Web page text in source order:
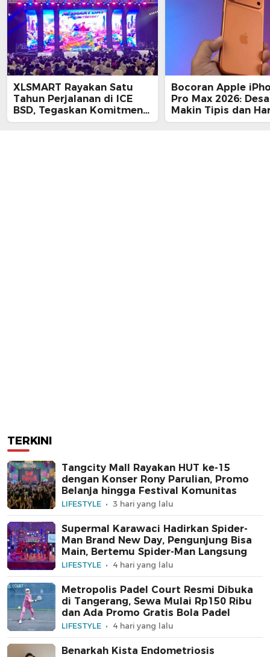
XLSMART Rayakan Satu
Tahun Perjalanan di ICE
BSD, Tegaskan Komitmen
Perkuat Jaringan dan
Bocoran Apple
Pro Max 2026:
Makin Tipis dan
Tembus Rp25 Juta
TERKINI
Tangcity Mall Rayakan HUT ke-15
dengan Konser Rony Parulian, Promo
Belanja hingga Festival Komunitas
LIFESTYLE 3 hari yang lalu
Supermal Karawaci Hadirkan Spider-
Man Brand New Day, Pengunjung Bisa
Main, Bertemu Spider-Man Langsung
LIFESTYLE 4 hari yang lalu
Metropolis Padel Court Resmi Dibuka
di Tangerang, Sewa Mulai Rp150 Ribu
dan Ada Promo Gratis Bola Padel
LIFESTYLE 4 hari yang lalu
Benarkah Kista Endometriosis